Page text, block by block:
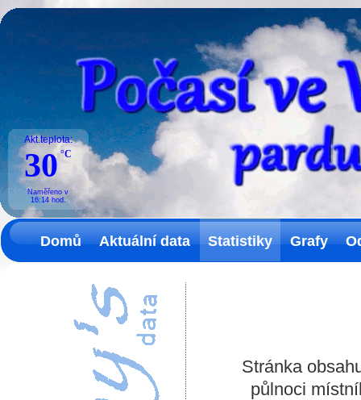
Akt.teplota:
30 °C
Naměřeno v
16:14hod.
Domů Aktuální data Statistiky Grafy
Stránka
půlnoci